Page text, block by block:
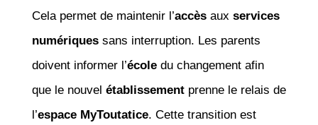
Cela permet de maintenir l’accèsaux services
numériquessans interruption. Les parents
doivent informer l’écoledu changement afin
que le nouvel établissementprenne le relais de
l’espace MyToutatice. Cette transition est